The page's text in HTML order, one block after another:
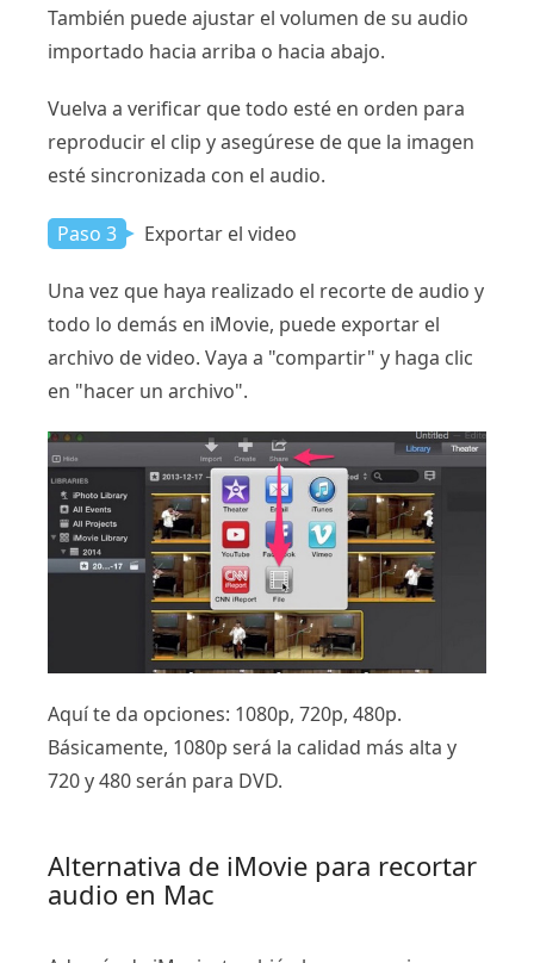
También puede ajustar el volumen de su audio
importado hacia arriba o hacia abajo.
Vuelva a verificar que todo esté en orden para
reproducir el clip y asegúrese de que la imagen
esté sincronizada con el audio.
Paso 3 Exportar el video
Una vez que haya realizado el recorte de audio y
todo lo demás en iMovie, puede exportar el
archivo de video. Vaya a "compartir" y haga clic
en "hacer un archivo".
Aquí te da opciones: 1080p, 720p, 480p.
Básicamente, 1080p será la calidad más alta y
720 y 480 serán para DVD.
Alternativa de iMovie para recortar
audio en Mac